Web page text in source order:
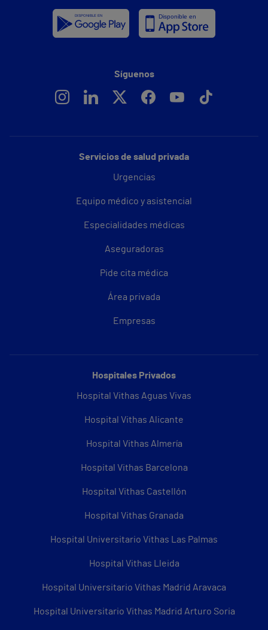
Servicios de salud privada
Urgencias
Equipo médico y asistencial
Especialidades médicas
Aseguradoras
Pide cita médica
Área privada
Empresas
Hospitales Privados
Hospital Vithas Aguas Vivas
Hospital Vithas Alicante
Hospital Vithas Almería
Hospital Vithas Barcelona
Hospital Vithas Castellón
Hospital Vithas Granada
Hospital Universitario Vithas Las Palmas
Hospital Vithas Lleida
Hospital Universitario Vithas Madrid Aravaca
Hospital Universitario Vithas Madrid Arturo Soria
Síguenos